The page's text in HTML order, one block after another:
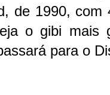
de 1990,
o gibi mais
para o